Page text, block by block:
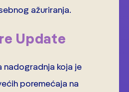
ažuriranja.
Update
nadogradnja koja je
poremećaja na